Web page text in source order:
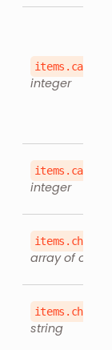
integer
integer
array of
string